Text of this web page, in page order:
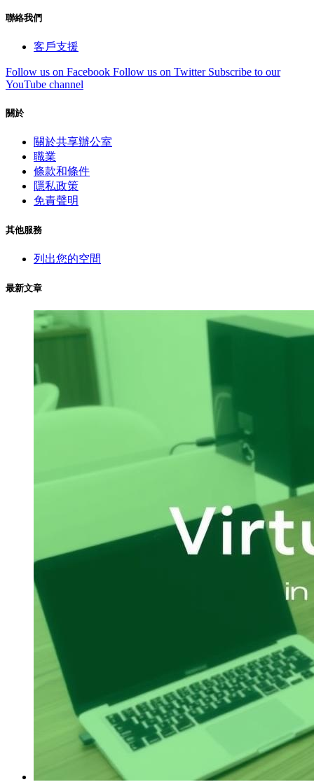
聯絡我們
客戶支援
Follow us on Facebook Follow us on Twitter Subscribe to our
YouTube channel
關於
關於共享辦公室
職業
條款和條件
隱私政策
免責聲明
其他服務
列出您的空間
最新文章